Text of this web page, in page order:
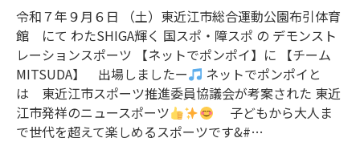
令和７年９月６日 （土）東近江市総合運動公園布引体育
館 にて わたSHIGA輝く 国スポ・障スポ の デモンスト
レーションスポーツ 【ネットでポンポイ】に 【チーム
MITSUDA】 出場しましたー
ネットでポンポイと
は 東近江市スポーツ推進委員協議会が考案された 東近
江市発祥のニュースポーツ
子どもから大人ま
で世代を超えて楽しめるスポーツです&#…